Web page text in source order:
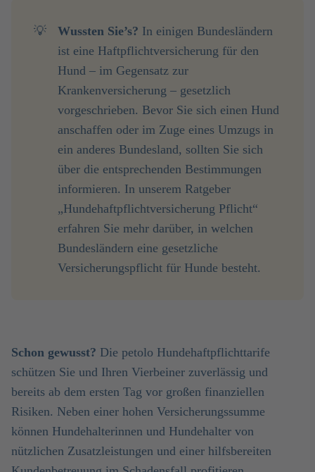
💡 Wussten Sie’s? In einigen Bundesländern
ist eine Haftpflichtversicherung für den
Hund – im Gegensatz zur
Krankenversicherung – gesetzlich
vorgeschrieben. Bevor Sie sich einen Hund
anschaffen oder im Zuge eines Umzugs in
ein anderes Bundesland, sollten Sie sich
über die entsprechenden Bestimmungen
informieren. In unserem Ratgeber
„Hundehaftpflichtversicherung Pflicht“
erfahren Sie mehr darüber, in welchen
Bundesländern eine gesetzliche
Versicherungspflicht für Hunde besteht.
Schon gewusst? Die petolo Hundehaftpflichttarife
schützen Sie und Ihren Vierbeiner zuverlässig und
bereits ab dem ersten Tag vor großen finanziellen
Risiken. Neben einer hohen Versicherungssumme
können Hundehalterinnen und Hundehalter von
nützlichen Zusatzleistungen und einer hilfsbereiten